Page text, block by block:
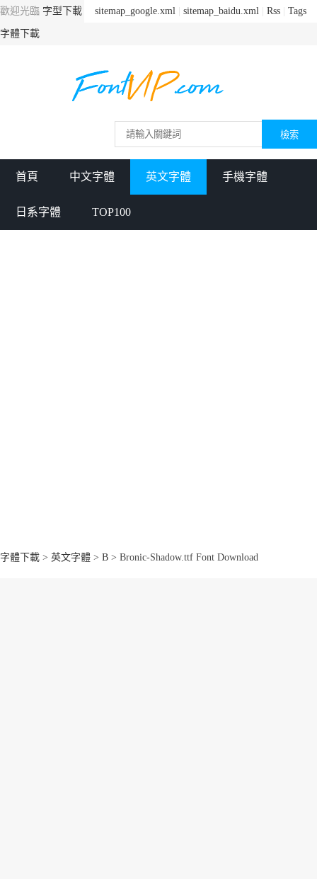
sitemap_google.xml sitemap_baidu.xml Rss Tags
歡迎光臨 字型下載
字體下載
首頁 中文字體 英文字體 手機字體
日系字體 TOP100
字體下載 > 英文字體 > B > Bronic-Shadow.ttf Font Download